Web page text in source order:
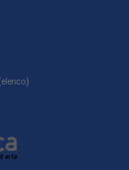
elenco)